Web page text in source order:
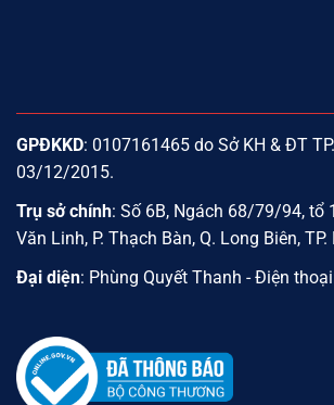
GPĐKKD: 0107161465 do Sở KH & ĐT
03/12/2015.
Trụ sở chính: Số 6B, Ngách 68/79/94, tổ
Văn Linh, P. Thạch Bàn, Q. Long Biên, TP.
Đại diện: Phùng Quyết Thanh - Điện